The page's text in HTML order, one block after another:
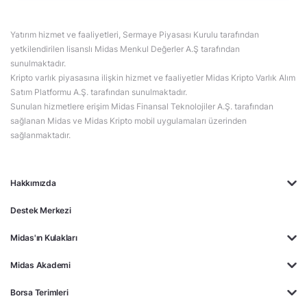
Hakkımızda
Destek Merkezi
Midas'ın Kulakları
Midas Akademi
Borsa Terimleri
Yatırım hizmet ve faaliyetleri, Sermaye Piyasası Kurulu tarafından
yetkilendirilen lisanslı Midas Menkul Değerler A.Ş tarafından
sunulmaktadır.
Kripto varlık piyasasına ilişkin hizmet ve faaliyetler Midas Kripto Varlık Alım
Satım Platformu A.Ş. tarafından sunulmaktadır.
Sunulan hizmetlere erişim Midas Finansal Teknolojiler A.Ş. tarafından
sağlanan Midas ve Midas Kripto mobil uygulamaları üzerinden
sağlanmaktadır.